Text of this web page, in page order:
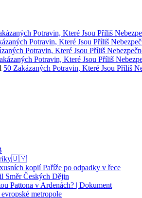
Potravin, Které Jsou Příliš
Potravin, Které Jsou Příliš
Potravin, Které Jsou Příliš
Potravin, Které Jsou Příliš
50 Zakázaných Potravin, Které Jsou Příliš
kopií Paříže po odpadky v řece
Směr Českých Dějin
Pattona v Ardenách? | Dokument
metropole